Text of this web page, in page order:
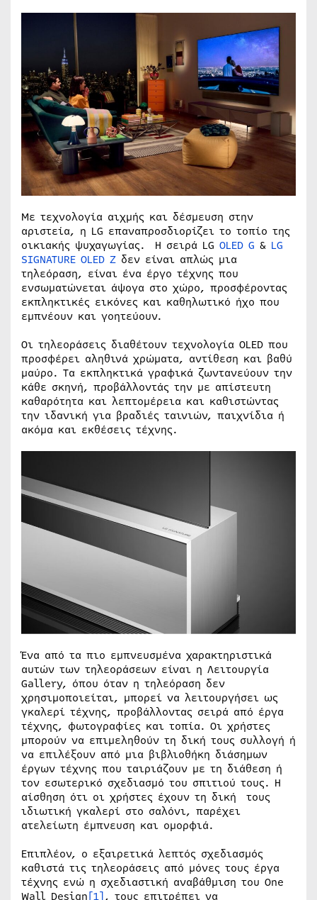
Με τεχνολογία αιχμής και δέσμευση στην
αριστεία, η LG επαναπροσδιορίζει το τοπίο της
οικιακής ψυχαγωγίας. Η σειρά LG OLED G & LG
SIGNATURE OLED Z δεν είναι απλώς μια
τηλεόραση, είναι ένα έργο τέχνης που
ενσωματώνεται άψογα στο χώρο, προσφέροντας
εκπληκτικές εικόνες και καθηλωτικό ήχο που
εμπνέουν και γοητεύουν.
Οι τηλεοράσεις διαθέτουν τεχνολογία OLED που
προσφέρει αληθινά χρώματα, αντίθεση και βαθύ
μαύρο. Τα εκπληκτικά γραφικά ζωντανεύουν την
κάθε σκηνή, προβάλλοντάς την με απίστευτη
καθαρότητα και λεπτομέρεια και καθιστώντας
την ιδανική για βραδιές ταινιών, παιχνίδια ή
ακόμα και εκθέσεις τέχνης.
Ένα από τα πιο εμπνευσμένα χαρακτηριστικά
αυτών των τηλεοράσεων είναι η Λειτουργία
Gallery, όπου όταν η τηλεόραση δεν
χρησιμοποιείται, μπορεί να λειτουργήσει ως
γκαλερί τέχνης, προβάλλοντας σειρά από έργα
τέχνης, φωτογραφίες και τοπία. Οι χρήστες
μπορούν να επιμεληθούν τη δική τους συλλογή ή
να επιλέξουν από μια βιβλιοθήκη διάσημων
έργων τέχνης που ταιριάζουν με τη διάθεση ή
τον εσωτερικό σχεδιασμό του σπιτιού τους. Η
αίσθηση ότι οι χρήστες έχουν τη δική τους
ιδιωτική γκαλερί στο σαλόνι, παρέχει
ατελείωτη έμπνευση και ομορφιά.
Επιπλέον, ο εξαιρετικά λεπτός σχεδιασμός
καθιστά τις τηλεοράσεις από μόνες τους έργα
τέχνης ενώ η σχεδιαστική αναβάθμιση του One
Wall Design[1], τους επιτρέπει να